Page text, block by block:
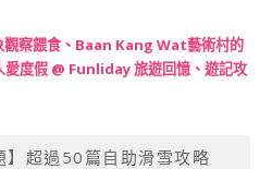
觀察餵食、Baan Kang Wat藝術村的
愛度假 @ Funliday 旅遊回憶、遊記攻
】超過50篇自助滑雪攻略